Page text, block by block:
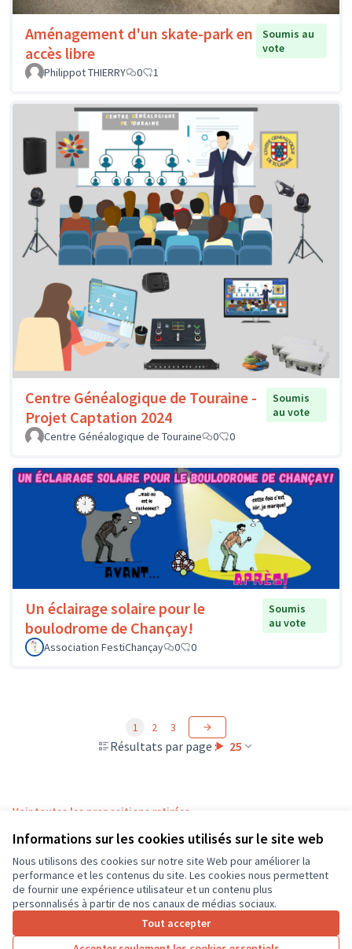
Informations sur les cookies utilisés sur le site web
Nous utilisons des cookies sur notre site Web pour améliorer la
performance et les contenus du site. Les cookies nous permettent
de fournir une expérience utilisateur et un contenu plus
personnalisés à partir de nos canaux de médias sociaux.
Tout accepter
Aménagement d'un skate-park en
accès libre
Soumis au
vote
Philippot THIERRY
0 1
Centre Généalogique de Touraine -
Projet Captation 2024
Soumis
au vote
Centre Généalogique de Touraine
0 0
Un éclairage solaire pour le
boulodrome de Chançay!
Soumis
au vote
Association FestiChançay
0 0
Résultats par page : 25
1 2 3
Voir toutes les propositions retirées
Conditions d'utilisation
Paramètres des cookies
CD37 sur X
(Lien externe)
CD37 sur Facebook
CD37 sur Instagram
CD37 sur YouTube
(Lien externe)